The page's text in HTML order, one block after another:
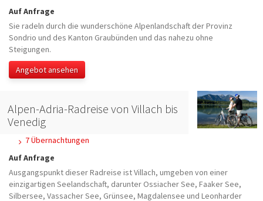
Auf Anfrage
Sie radeln durch die wunderschöne Alpenlandschaft der Provinz
Sondrio und des Kanton Graubünden und das nahezu ohne
Steigungen.
Angebot ansehen
Alpen-Adria-Radreise von Villach bis
Venedig
7 Übernachtungen
Auf Anfrage
Ausgangspunkt dieser Radreise ist Villach, umgeben von einer
einzigartigen Seelandschaft, darunter Ossiacher See, Faaker See,
Silbersee, Vassacher See, Grünsee, Magdalensee und Leonharder